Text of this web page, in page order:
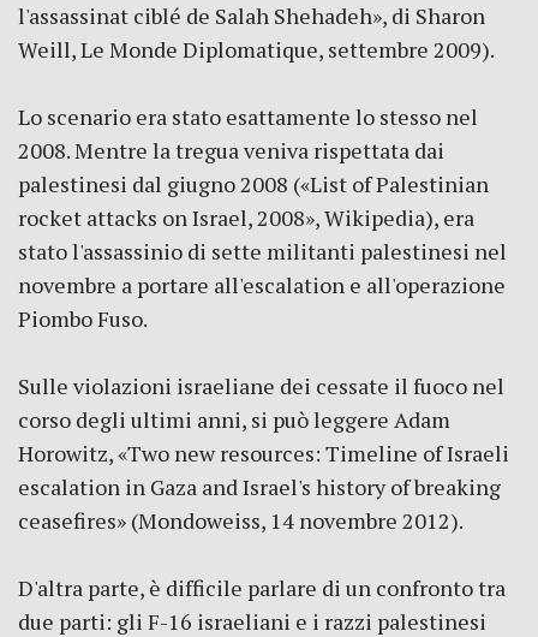
l'assassinat ciblé de Salah Shehadeh», di Sharon
Weill, Le Monde Diplomatique, settembre 2009).
Lo scenario era stato esattamente lo stesso nel
2008. Mentre la tregua veniva rispettata dai
palestinesi dal giugno 2008 («List of Palestinian
rocket attacks on Israel, 2008», Wikipedia), era
stato l'assassinio di sette militanti palestinesi nel
novembre a portare all'escalation e all'operazione
Piombo Fuso.
Sulle violazioni israeliane dei cessate il fuoco nel
corso degli ultimi anni, si può leggere Adam
Horowitz, «Two new resources: Timeline of Israeli
escalation in Gaza and Israel's history of breaking
ceasefires» (Mondoweiss, 14 novembre 2012).
D'altra parte, è difficile parlare di un confronto tra
due parti: gli F-16 israeliani e i razzi palestinesi